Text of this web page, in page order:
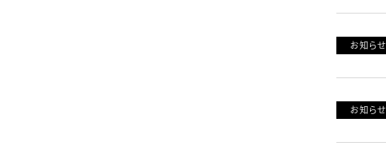
お知らせ
お知らせ